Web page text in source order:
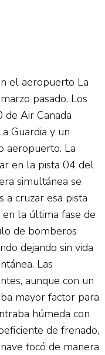
el aeropuerto La
pasado. Los
de Air Canada
Guardia y un
aeropuerto. La
en la pista 04 del
simultánea se
cruzar esa pista
en la última fase de
de bomberos
dejando sin vida
Las
aunque con un
mayor factor para
húmeda con
de frenado,
tocó de manera